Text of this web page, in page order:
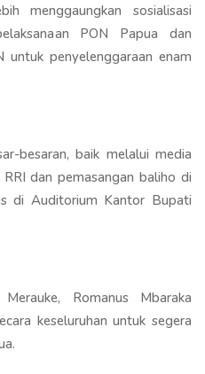
menggaungkan sosialisasi
PON Papua dan
untuk penyelenggaraan enam
besaran, baik melalui media
dan pemasangan baliho di
di Auditorium Kantor Bupati
Romanus Mbaraka
keseluruhan untuk segera